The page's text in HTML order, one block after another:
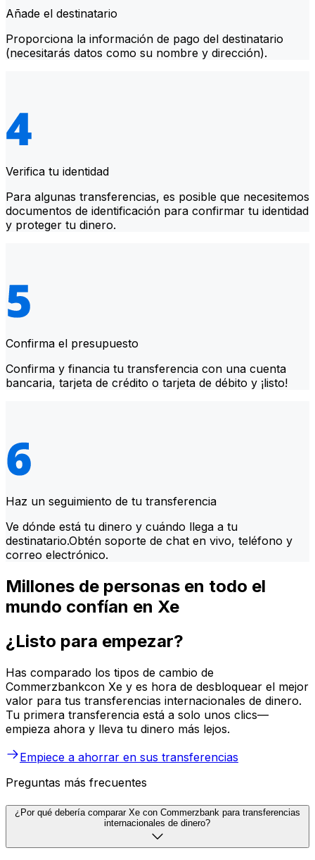
Añade el destinatario
Proporciona la información de pago del destinatario
(necesitarás datos como su nombre y dirección).
Verifica tu identidad
Para algunas transferencias, es posible que necesitemos
documentos de identificación para confirmar tu identidad
y proteger tu dinero.
Confirma el presupuesto
Confirma y financia tu transferencia con una cuenta
bancaria, tarjeta de crédito o tarjeta de débito y ¡listo!
Haz un seguimiento de tu transferencia
Ve dónde está tu dinero y cuándo llega a tu
destinatario.Obtén soporte de chat en vivo, teléfono y
correo electrónico.
Millones de personas en todo el
mundo confían en Xe
¿Listo para empezar?
Has comparado los tipos de cambio de
Commerzbankcon Xe y es hora de desbloquear el mejor
valor para tus transferencias internacionales de dinero.
Tu primera transferencia está a solo unos clics—
empieza ahora y lleva tu dinero más lejos.
Empiece a ahorrar en sus transferencias
Preguntas más frecuentes
¿Por qué debería comparar Xe con Commerzbank para transferencias
internacionales de dinero?